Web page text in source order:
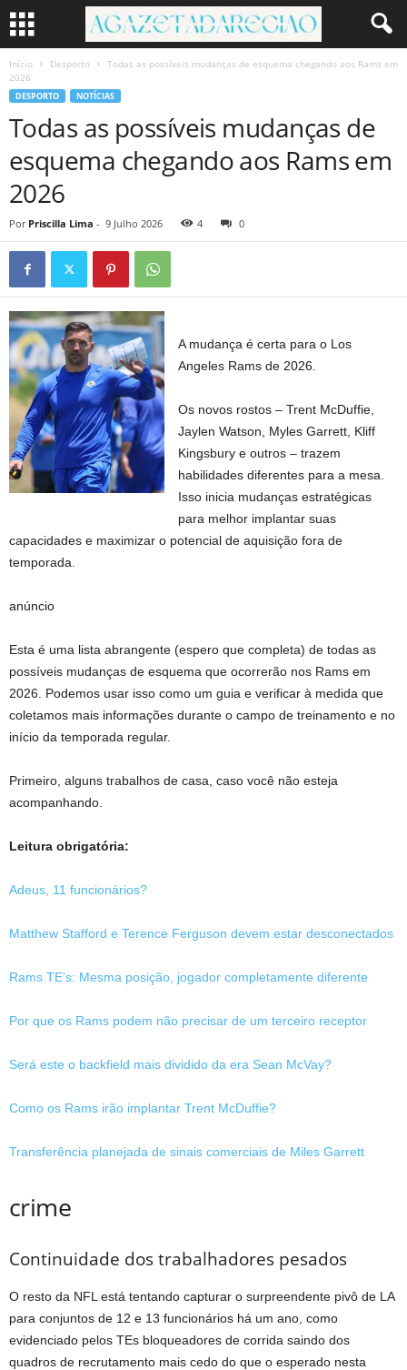
Início Desporto
Todas as possíveis mudanças de esquema chegando aos Rams em
2026
DESPORTO NOTÍCIAS
Todas as possíveis mudanças de
esquema chegando aos Rams em
2026
Por Priscilla Lima - 9 Julho 2026 4 0
A mudança é certa para o Los
Angeles Rams de 2026.
Os novos rostos – Trent McDuffie,
Jaylen Watson, Myles Garrett, Kliff
Kingsbury e outros – trazem
habilidades diferentes para a mesa.
Isso inicia mudanças estratégicas
para melhor implantar suas
capacidades e maximizar o potencial de aquisição fora de
temporada.
anúncio
Esta é uma lista abrangente (espero que completa) de todas as
possíveis mudanças de esquema que ocorrerão nos Rams em
2026. Podemos usar isso como um guia e verificar à medida que
coletamos mais informações durante o campo de treinamento e no
início da temporada regular.
Primeiro, alguns trabalhos de casa, caso você não esteja
acompanhando.
Leitura obrigatória:
Adeus, 11 funcionários?
Matthew Stafford e Terence Ferguson devem estar desconectados
Rams TE’s: Mesma posição, jogador completamente diferente
Por que os Rams podem não precisar de um terceiro receptor
Será este o backfield mais dividido da era Sean McVay?
Como os Rams irão implantar Trent McDuffie?
Transferência planejada de sinais comerciais de Miles Garrett
crime
Continuidade dos trabalhadores pesados
O resto da NFL está tentando capturar o surpreendente pivô de LA
para conjuntos de 12 e 13 funcionários há um ano, como
evidenciado pelos TEs bloqueadores de corrida saindo dos
quadros de recrutamento mais cedo do que o esperado nesta